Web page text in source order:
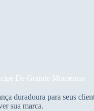
De Grande Momentos
duradoura para seus
sua marca.